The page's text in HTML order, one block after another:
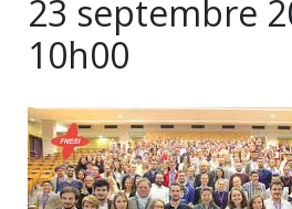
23 septembre
10h00